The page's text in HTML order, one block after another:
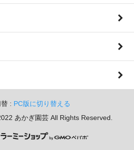
: PC版に切り替える
あかぎ園芸 All Rights Reserved.